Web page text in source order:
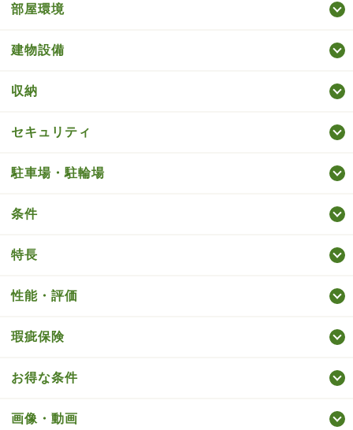
部屋環境
建物設備
収納
セキュリティ
駐車場・駐輪場
条件
特長
性能・評価
瑕疵保険
お得な条件
画像・動画